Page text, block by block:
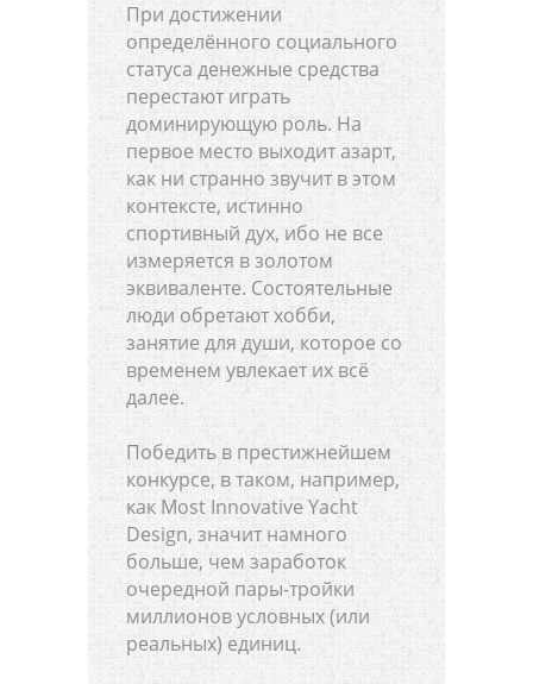
При достижении
определённого социального
статуса денежные средства
перестают играть
доминирующую роль. На
первое место выходит азарт,
как ни странно звучит в этом
контексте, истинно
спортивный дух, ибо не все
измеряется в золотом
эквиваленте. Состоятельные
люди обретают хобби,
занятие для души, которое со
временем увлекает их всё
далее.
Победить в престижнейшем
конкурсе, в таком, например,
как Most Innovative Yacht
Design, значит намного
больше, чем заработок
очередной пары-тройки
миллионов условных (или
реальных) единиц.